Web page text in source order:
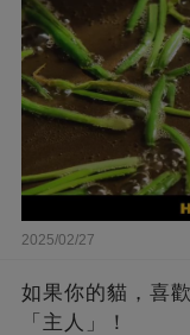
2025/02/27
如果你的貓，喜
「主人」！